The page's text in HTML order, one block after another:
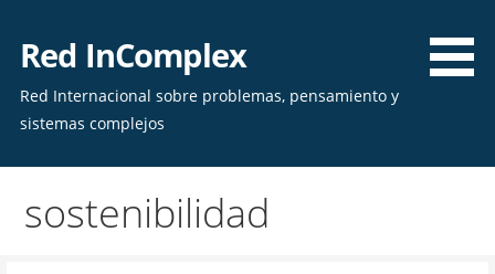
content
Red InComplex
Red Internacional sobre problemas, pensamiento y
sistemas complejos
sostenibilidad